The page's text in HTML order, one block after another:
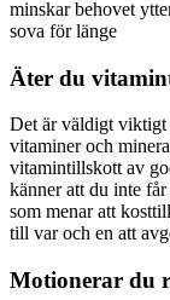
minskar behovet
sova för länge
Äter du
Det är väldigt viktigt
vitaminer och
vitamintillskott av
känner att du inte
som menar att
till var och en att
Motionerar du